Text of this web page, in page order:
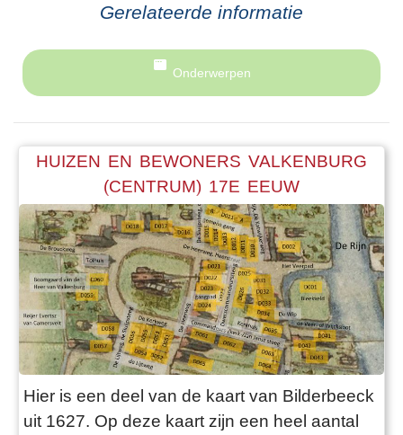
Gerelateerde informatie
Onderwerpen
HUIZEN EN BEWONERS VALKENBURG
(CENTRUM) 17E EEUW
Hier is een deel van de kaart van Bilderbeeck
uit 1627. Op deze kaart zijn een heel aantal